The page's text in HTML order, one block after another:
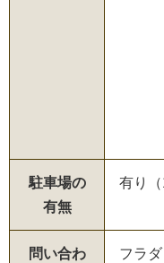
駐車場の
有無
有り（
問い合わ
フラ